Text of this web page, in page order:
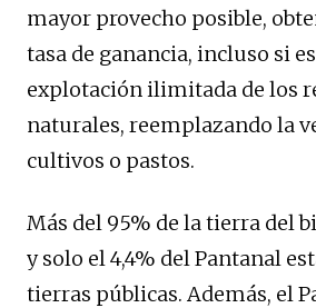
mayor provecho posible,
tasa de ganancia, incluso si
explotación ilimitada de los
naturales, reemplazando la
cultivos o pastos.
Más del 95% de la tierra del
y solo el 4,4% del Pantanal
tierras públicas. Además, el